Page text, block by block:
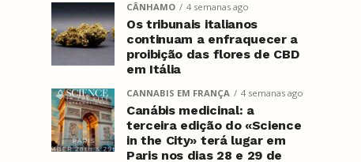
CÂNHAMO 4 semanas ago
Os tribunais italianos
continuam a enfraquecer a
proibição das flores de CBD
em Itália
CANNABIS EM FRANÇA 4 semanas ago
Canábis medicinal: a
terceira edição do «Science
in the City» terá lugar em
Paris nos dias 28 e 29 de